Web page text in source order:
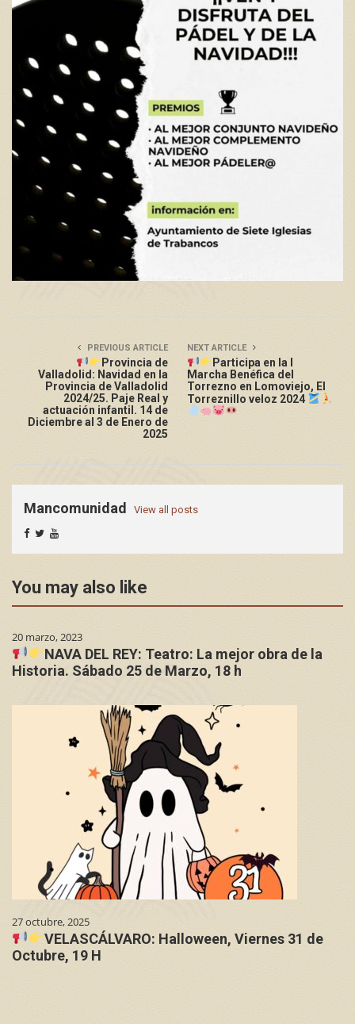
PREVIOUS ARTICLE
Provincia de
Valladolid: Navidad en la
Provincia de Valladolid
2024/25. Paje Real y
actuación infantil. 14 de
Diciembre al 3 de Enero de
2025
NEXT ARTICLE
Participa en la I
Marcha Benéfica del
Torrezno en Lomoviejo, El
Torreznillo veloz 2024
Mancomunidad View all posts
You may also like
20 marzo, 2023
NAVA DEL REY: Teatro: La mejor obra de la
Historia. Sábado 25 de Marzo, 18 h
27 octubre, 2025
VELASCÁLVARO: Halloween, Viernes 31 de
Octubre, 19 H